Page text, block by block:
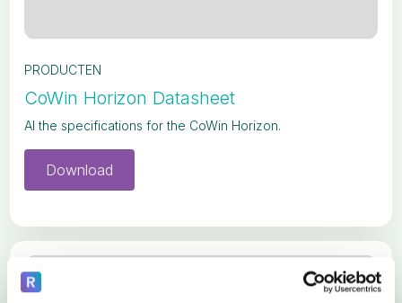
PRODUCTEN
CoWin Horizon Datasheet
Al the specifications for the CoWin Horizon.
Download